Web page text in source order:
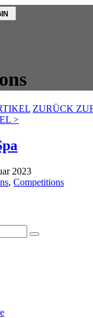
ZURÜCK
>
2023
, Competitions